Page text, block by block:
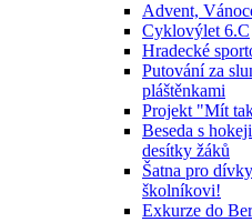
Advent,
Cyklovýlet 6.C
Hradecké
Putování za
pláštěnkami
Projekt "Mít
Beseda s
desítky žáků
Šatna pro
školníkovi!
Exkurze do